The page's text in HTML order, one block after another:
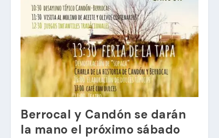
Berrocal y Candón se darán
la mano el próximo sábado